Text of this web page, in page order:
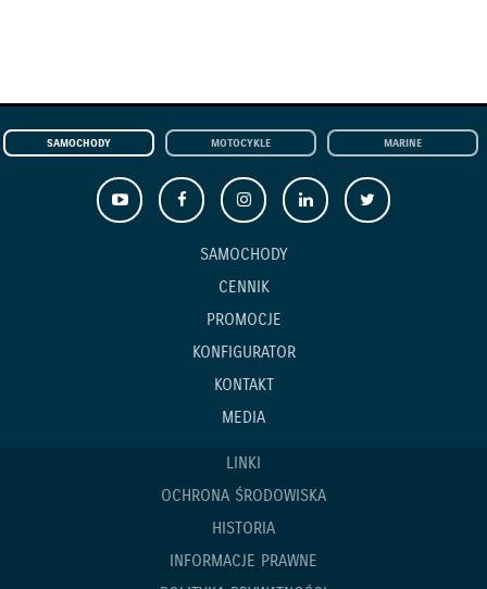
SAMOCHODY MOTOCYKLE MARINE
SAMOCHODY
CENNIK
PROMOCJE
KONFIGURATOR
KONTAKT
MEDIA
LINKI
OCHRONA ŚRODOWISKA
HISTORIA
INFORMACJE PRAWNE